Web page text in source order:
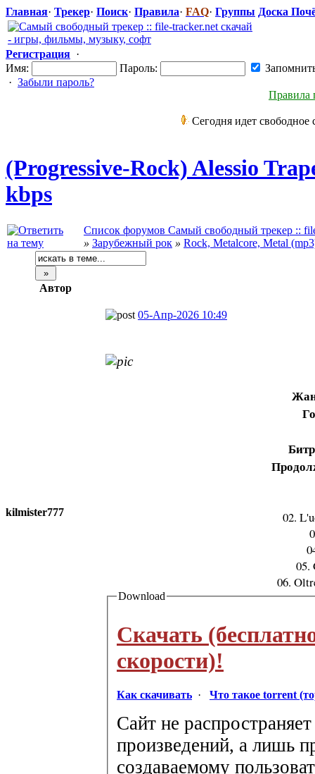
Главная· Трекер· Поиск· Правила· FAQ· Группы Доска
Регистрация ·
Имя:
Пароль:
· Забыли пароль?
Правила
Сегодня идет свободное
(Progressive-​Rock) Alessio
kbps
Список форумов Самый свободный трекер ::
» Зарубежный рок » Rock, Metalcore, Metal
Автор
kilmister777
05-Апр-2026 10:49
02.
05.
06.
Download
Скачать
скорости)!
Как скачивать · Что такое torrent
Сайт не
произведений, а лишь
создаваемому